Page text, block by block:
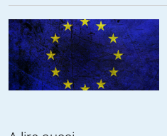
http://www.romandie.com/news/
engagements-apres-le-vote-
Ukraine: Hollande appelle Poutine à
séparatiste